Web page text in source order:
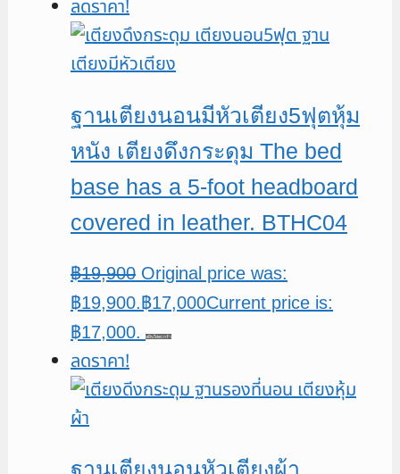
ลดราคา!
ฐานเตียงนอนมีหัวเตียง5ฟุตหุ้ม
หนัง เตียงดึงกระดุม The bed
base has a 5-foot headboard
covered in leather. BTHC04
฿19,900 Original price was:
฿19,900.฿17,000Current price is:
฿17,000.
หยิบใส่ตะกร้า
ลดราคา!
ฐานเตียงนอนหัวเตียงผ้า